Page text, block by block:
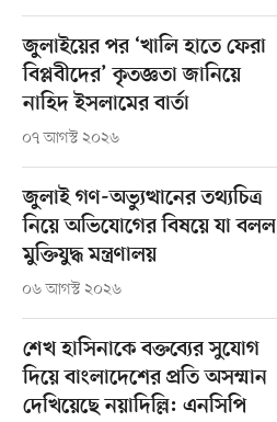
জুলাইয়ের পর ‘খালি হাতে ফেরা
বিপ্লবীদের’ কৃতজ্ঞতা জানিয়ে
নাহিদ ইসলামের বার্তা
০৭ আগস্ট ২০২৬
জুলাই গণ-অভ্যুত্থানের তথ্যচিত্র
নিয়ে অভিযোগের বিষয়ে যা বলল
মুক্তিযুদ্ধ মন্ত্রণালয়
০৬ আগস্ট ২০২৬
শেখ হাসিনাকে বক্তব্যের সুযোগ
দিয়ে বাংলাদেশের প্রতি অসম্মান
দেখিয়েছে নয়াদিল্লি: এনসিপি